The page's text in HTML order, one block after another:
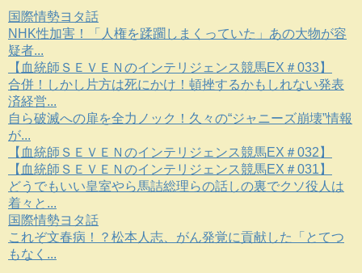
国際情勢ヨタ話
NHK性加害！「人権を蹂躙しまくっていた」あの大物が容
疑者...
【血統師ＳＥＶＥＮのインテリジェンス競馬EX＃033】
合併！しかし片方は死にかけ！頓挫するかもしれない発表
済経営...
自ら破滅への扉を全力ノック！久々の“ジャニーズ崩壊”情報
が...
【血統師ＳＥＶＥＮのインテリジェンス競馬EX＃032】
【血統師ＳＥＶＥＮのインテリジェンス競馬EX＃031】
どうでもいい皇室やら馬詰総理らの話しの裏でクソ役人は
着々と...
国際情勢ヨタ話
これぞ文春病！？松本人志、がん発覚に貢献した「とてつ
もなく...